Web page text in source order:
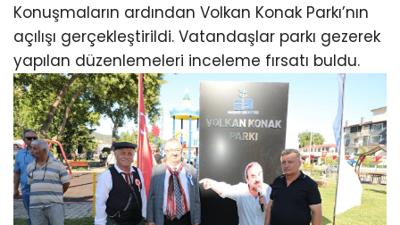
Konuşmaların ardından Volkan Konak Parkı’nın
açılışı gerçekleştirildi. Vatandaşlar parkı gezerek
yapılan düzenlemeleri inceleme fırsatı buldu.